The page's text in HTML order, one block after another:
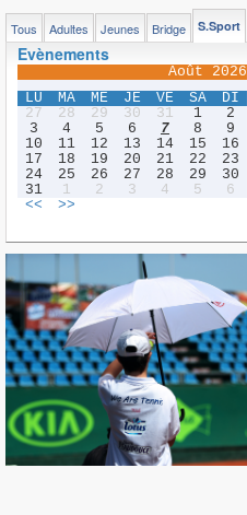
Tous Adultes Jeunes Bridge S.Sport
Evènements
Août 2026
LU
MA ME JE VE SA
DI
27
28 29 30 31 1
2
3
4 5 6 7 8
9
10
11 12 13 14 15
16
17
18 19 20 21 22
23
24
25 26 27 28 29
30
31
1 2 3 4 5
6
<<
>>